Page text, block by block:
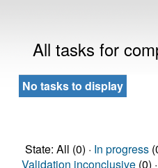
All tasks for
No tasks to display
State: All (0) · In progress
Validation inconclusive(0) ·